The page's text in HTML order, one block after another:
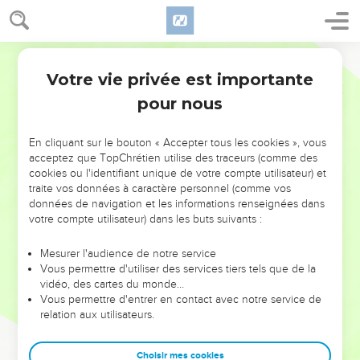
NE MANQUEZ PAS L’ÉVÉNEMENT
DE L’ANNÉE !
ET SI LEURS ERREURS POUVAIENT VOUS ÉVITER LES
VOTRES ?
leur foi ou leur vision. Mais on voit moins les doutes, les erreurs
et les saisons difficiles qu'ils ont traversés, alors même que ce
sont elles qui les ont façonnés.
Dans cette conférence, leaders, entrepreneurs, et responsables
clés pour avancer avec plus de sagesse afin que leurs erreurs
Votre vie privée est importante
pour nous
En cliquant sur le bouton « Accepter tous les cookies », vous
acceptez que TopChrétien utilise des traceurs (comme des
cookies ou l'identifiant unique de votre compte utilisateur) et
traite vos données à caractère personnel (comme vos
données de navigation et les informations renseignées dans
votre compte utilisateur) dans les buts suivants :
Mesurer l'audience de notre service
Vous permettre d'utiliser des services tiers tels que de la
vidéo, des cartes du monde…
Vous permettre d'entrer en contact avec notre service de
relation aux utilisateurs.
Choisir mes cookies